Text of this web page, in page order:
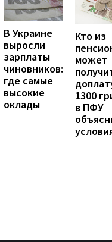
В Украине
выросли
зарплаты
чиновников:
где самые
высокие
оклады
Кто из
может
1300
в ПФУ